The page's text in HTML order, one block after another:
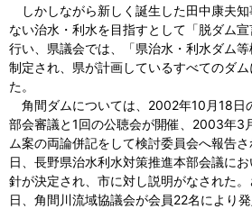
しかしながら新しく誕生した田中康夫知
ない治水・利水を目指すとして「脱ダム
行い、県議会では、「県治水・利水ダム
制定され、県が計画しているすべてのダ
た。
角間ダムについては、2002年10月18日
部会審議と1回の公聴会が開催、2003年3
ム案の両論併記をして検討委員会へ報告
日、長野県治水利水対策推進本部会議に
針が決定され、市に対し説明がなされた
日、角間川流域協議会が会員22名により